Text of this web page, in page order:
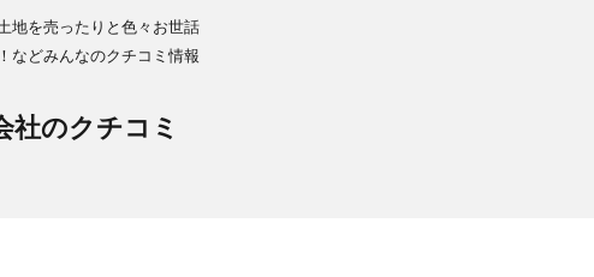
地を売ったりと色々お世話
などみんなのクチコミ情報
社のクチコミ